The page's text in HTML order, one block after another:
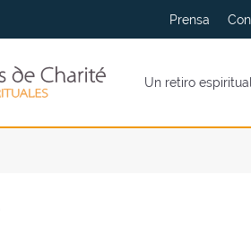
Prensa
Un retiro